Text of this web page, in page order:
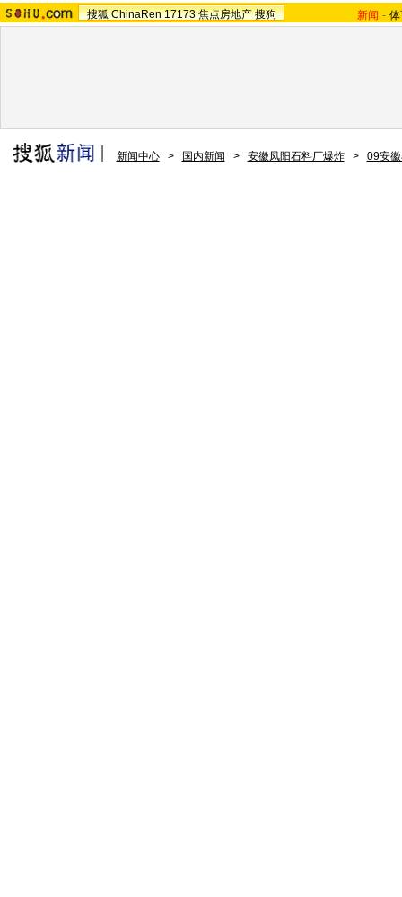
搜狐 ChinaRen 17173 焦点房地产 搜狗 新闻 -
新闻中心 > 国内新闻 > 安徽凤阳石料厂爆炸 > 09安